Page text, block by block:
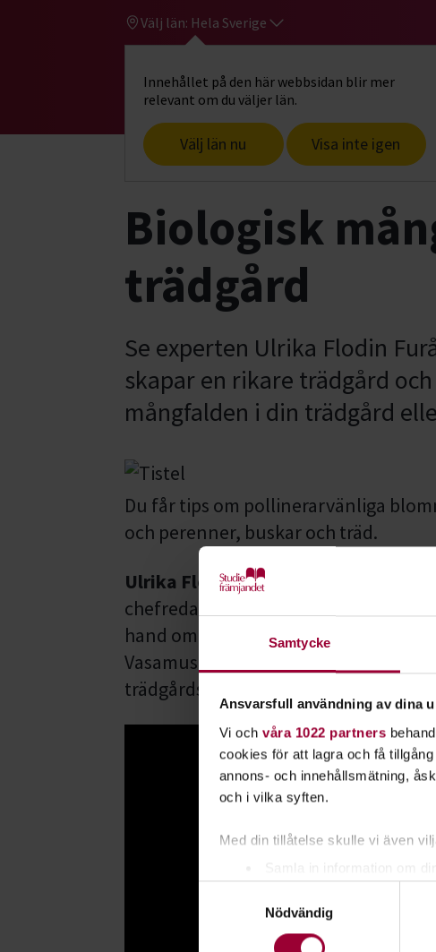
Samtycke
Ansvarsfull användning av dina
Vi och våra 1022 partners
cookies för att lagra och få
annons- och innehållsmätning,
och i vilka syften.
Med din tillåtelse skulle vi även
Samla in information om
Ta reda på mer om hur dina
eller dra tillbaka ditt samtycke
Nödvändig
Välj län: Hela Sverige
Innehållet på den här webbsidan blir mer
relevant om du väljer län.
Välj län nu Visa inte igen
Gå till studiefrämjandets startsidaHitta
Start Starta studiecirkel Digitala
Biologisk
trädgård
Se experten Ulrika Flodin
skapar en rikare trädgård
mångfalden i din trädgård
Du får tips om pollinerarvänliga
och perenner, buskar och träd.
Ulrika Flodin Furås
chefredaktör för tidningen
hand om odlingen på
Vasamuseets trädgård, samt arbetar
trädgårdsvandringar.